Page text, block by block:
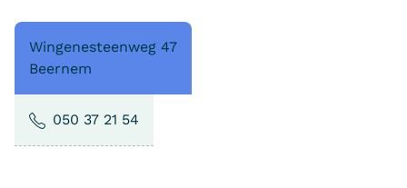
Wingenesteenweg 47
Beernem
050 37 21 54